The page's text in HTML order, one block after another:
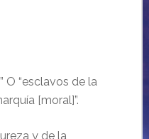
O “esclavos de la
[moral]”.
y de la